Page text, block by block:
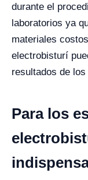
durante el
laboratorios ya
materiales
electrobisturí
resultados de
Para los